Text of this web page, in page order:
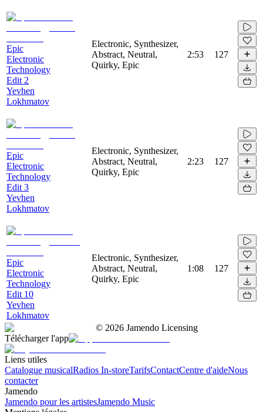
Epic
Electronic
Technology
Edit 2
Yevhen
Lokhmatov
Electronic, Synthesizer,
Abstract, Neutral,
Quirky, Epic
2:53 127
Epic
Electronic
Technology
Edit 3
Yevhen
Lokhmatov
Electronic, Synthesizer,
Abstract, Neutral,
Quirky, Epic
2:23 127
Epic
Electronic
Technology
Edit 10
Yevhen
Lokhmatov
Electronic, Synthesizer,
Abstract, Neutral,
Quirky, Epic
1:08 127
© 2026 Jamendo Licensing
Télécharger l'app
Liens utiles
Catalogue musicalRadios In-storeTarifsContactCentre d'aideNous
contacter
Jamendo
Jamendo pour les artistesJamendo Music